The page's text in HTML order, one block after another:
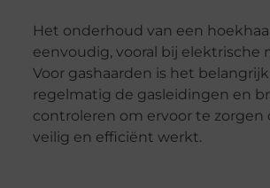
Het onderhoud van een
eenvoudig, vooral bij elektrische
Voor gashaarden is het
regelmatig de gasleidingen en
controleren om ervoor te zorgen
veilig en efficiënt werkt.